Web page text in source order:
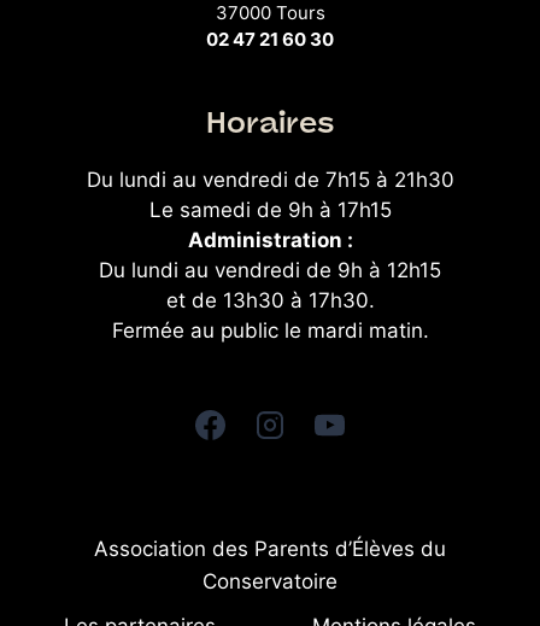
37000 Tours
02 47 21 60 30
Horaires
Du lundi au vendredi de 7h15 à 21h30
Le samedi de 9h à 17h15
Administration :
Du lundi au vendredi de 9h à 12h15
et de 13h30 à 17h30.
Fermée au public le mardi matin.
Association des Parents d’Élèves du
Conservatoire